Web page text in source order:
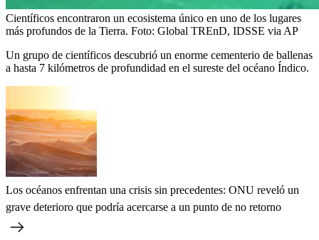
Científicos encontraron un ecosistema único en uno de los lugares
más profundos de la Tierra. Foto: Global TREnD, IDSSE via AP
Un grupo de científicos descubrió un enorme cementerio de ballenas
a hasta 7 kilómetros de profundidad en el sureste del océano Índico.
Los océanos enfrentan una crisis sin precedentes: ONU reveló un
grave deterioro que podría acercarse a un punto de no retorno